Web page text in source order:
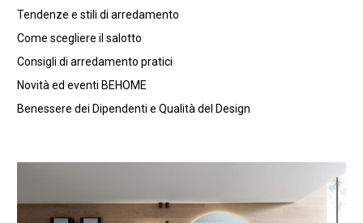
Tendenze e stili di arredamento
Come scegliere il salotto
Consigli di arredamento pratici
Novità ed eventi BEHOME
Benessere dei Dipendenti e Qualità del Design